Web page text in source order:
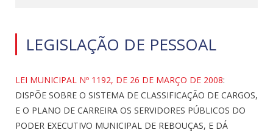
LEGISLAÇÃO DE PESSOAL
LEI MUNICIPAL Nº 1192, DE 26 DE MARÇO DE 2008:
DISPÕE SOBRE O SISTEMA DE CLASSIFICAÇÃO DE CARGOS,
E O PLANO DE CARREIRA OS SERVIDORES PÚBLICOS DO
PODER EXECUTIVO MUNICIPAL DE REBOUÇAS, E DÁ